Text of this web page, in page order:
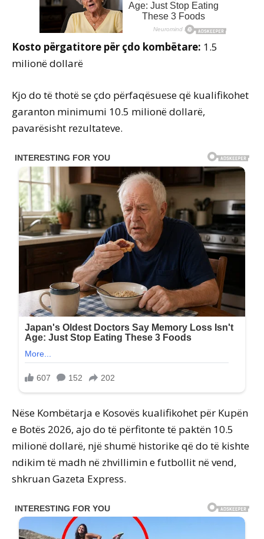
Kosto përgatitore për çdo kombëtare: 1.5
milionë dollarë
Kjo do të thotë se çdo përfaqësuese që kualifikohet
garanton minimumi 10.5 milionë dollarë,
pavarësisht rezultateve.
Nëse Kombëtarja e Kosovës kualifikohet për Kupën
e Botës 2026, ajo do të përfitonte të paktën 10.5
milionë dollarë, një shumë historike që do të kishte
ndikim të madh në zhvillimin e futbollit në vend,
shkruan Gazeta Express.